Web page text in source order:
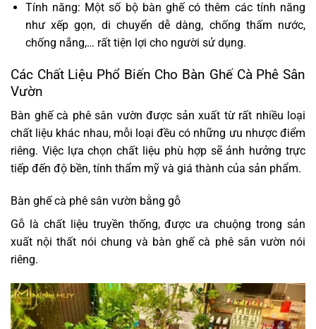
Tính năng: Một số bộ bàn ghế có thêm các tính năng
như xếp gọn, di chuyển dễ dàng, chống thấm nước,
chống nắng,… rất tiện lợi cho người sử dụng.
Các Chất Liệu Phổ Biến Cho Bàn Ghế Cà Phê Sân
Vườn
Bàn ghế cà phê sân vườn được sản xuất từ rất nhiều loại
chất liệu khác nhau, mỗi loại đều có những ưu nhược điểm
riêng. Việc lựa chọn chất liệu phù hợp sẽ ảnh hưởng trực
tiếp đến độ bền, tính thẩm mỹ và giá thành của sản phẩm.
Bàn ghế cà phê sân vườn bằng gỗ
Gỗ là chất liệu truyền thống, được ưa chuộng trong sản
xuất nội thất nói chung và bàn ghế cà phê sân vườn nói
riêng.